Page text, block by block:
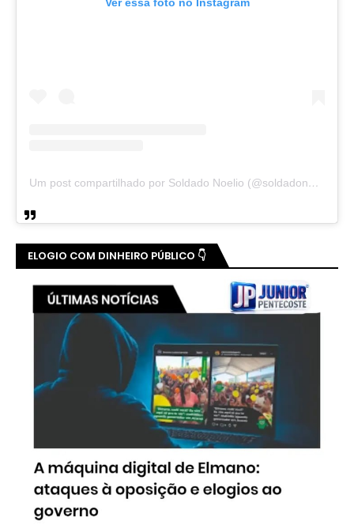
Um post compartilhado por Soldado Noelio (@soldadonoelio)
ELOGIO COM DINHEIRO PÚBLICO 👇